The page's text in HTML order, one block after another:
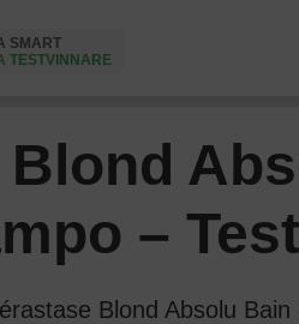
SMART
TESTVINNARE
–
Blond Absolu